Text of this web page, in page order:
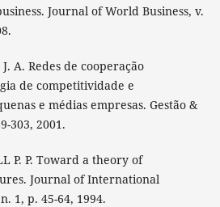
Journal of World Business, v.
A. Redes de cooperação
de competitividade e
e médias empresas. Gestão &
303, 2001.
P. P. Toward a theory of
Journal of International
1, p. 45-64, 1994.